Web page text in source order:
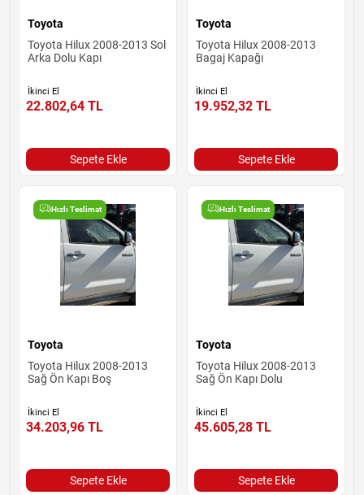
Toyota
Toyota Hilux 2008-2013 Sol
Arka Dolu Kapı
İkinci El
22.802,64 TL
Sepete Ekle
Toyota
Toyota Hilux 2008-2013
Bagaj Kapağı
İkinci El
19.952,32 TL
Sepete Ekle
Hızlı Teslimat
Toyota
Toyota Hilux 2008-2013
Sağ Ön Kapı Boş
İkinci El
34.203,96 TL
Sepete Ekle
Hızlı Teslimat
Toyota
Toyota Hilux 2008-2013
Sağ Ön Kapı Dolu
İkinci El
45.605,28 TL
Sepete Ekle